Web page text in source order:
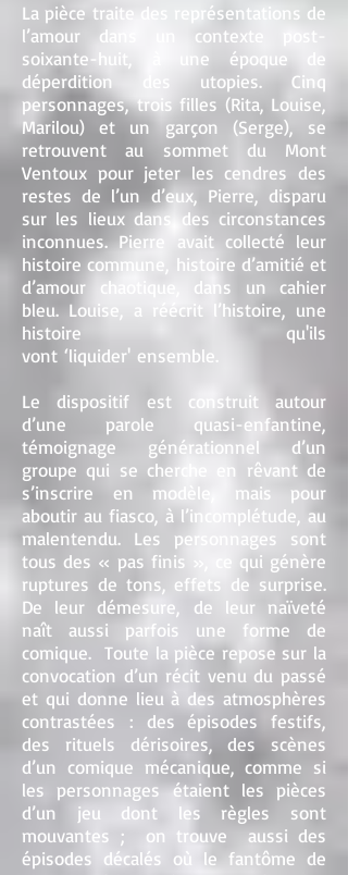
La pièce traite des représentations de
l’amour dans un contexte post-
soixante-huit, à une époque de
déperdition des utopies. Cinq
personnages, trois filles (Rita, Louise,
Marilou) et un garçon (Serge), se
retrouvent au sommet du Mont
Ventoux pour jeter les cendres des
restes de l’un d’eux, Pierre, disparu
sur les lieux dans des circonstances
inconnues. Pierre avait collecté leur
histoire commune, histoire d’amitié et
d’amour chaotique, dans un cahier
bleu. Louise, a réécrit l’histoire, une
histoire qu'ils
vont ‘liquider' ensemble.
Le dispositif est construit autour
d’une parole quasi-enfantine,
témoignage générationnel d’un
groupe qui se cherche en rêvant de
s’inscrire en modèle, mais pour
aboutir au fiasco, à l’incomplétude, au
malentendu. Les personnages sont
tous des « pas finis », ce qui génère
ruptures de tons, effets de surprise.
De leur démesure, de leur naïveté
naît aussi parfois une forme de
comique. Toute la pièce repose sur la
convocation d’un récit venu du passé
et qui donne lieu à des atmosphères
contrastées : des épisodes festifs,
des rituels dérisoires, des scènes
d’un comique mécanique, comme si
les personnages étaient les pièces
d’un jeu dont les règles sont
mouvantes ; on trouve aussi des
épisodes décalés où le fantôme de